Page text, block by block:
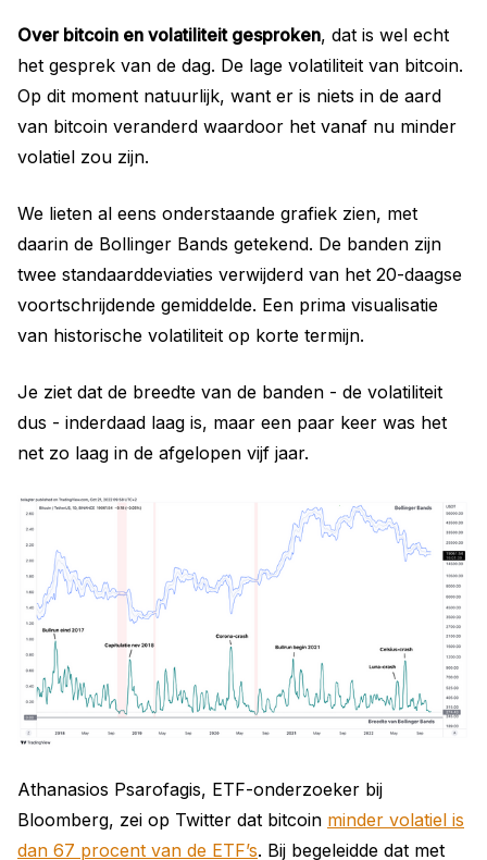
Over bitcoin en volatiliteit gesproken, dat is wel echt
het gesprek van de dag. De lage volatiliteit van bitcoin.
Op dit moment natuurlijk, want er is niets in de aard
van bitcoin veranderd waardoor het vanaf nu minder
volatiel zou zijn.
We lieten al eens onderstaande grafiek zien, met
daarin de Bollinger Bands getekend. De banden zijn
twee standaarddeviaties verwijderd van het 20-daagse
voortschrijdende gemiddelde. Een prima visualisatie
van historische volatiliteit op korte termijn.
Je ziet dat de breedte van de banden - de volatiliteit
dus - inderdaad laag is, maar een paar keer was het
net zo laag in de afgelopen vijf jaar.
Athanasios Psarofagis, ETF-onderzoeker bij
Bloomberg, zei op Twitter dat bitcoin minder volatiel is
dan 67 procent van de ETF’s. Bij begeleidde dat met